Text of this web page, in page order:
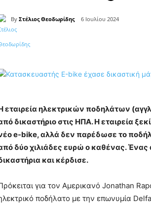
By Στέλιος Θεοδωρίδης 6 Ιουλίου 2024
Κοινοποίηση
εταιρεία ηλεκτρικών ποδηλάτων
δικαστήριο στις ΗΠΑ. Η εταιρεία
e-bike, αλλά δεν παρέδωσε το
δύο χιλιάδες ευρώ ο καθένας.
και κέρδισε.
για τον Αμερικανό Jonathan
ποδήλατο με την επωνυμία